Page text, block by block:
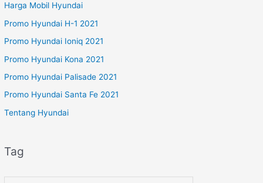
Harga Mobil Hyundai
Promo Hyundai H-1 2021
Promo Hyundai Ioniq 2021
Promo Hyundai Kona 2021
Promo Hyundai Palisade 2021
Promo Hyundai Santa Fe 2021
Tentang Hyundai
Tag